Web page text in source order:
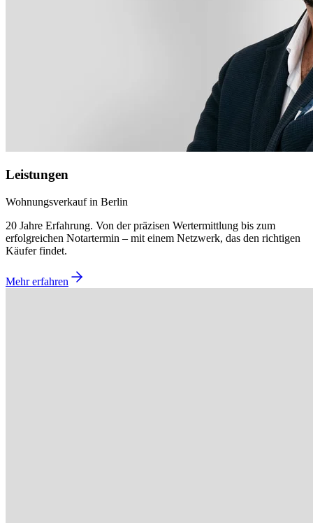
Leistungen
Wohnungsverkauf in Berlin
20 Jahre Erfahrung. Von der präzisen Wertermittlung bis zum
erfolgreichen Notartermin – mit einem Netzwerk, das den richtigen
Käufer findet.
Mehr erfahren